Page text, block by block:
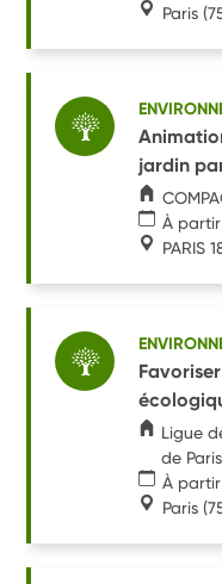
Paris
jardin
À
PARIS
Ligue
de Paris
À
Paris